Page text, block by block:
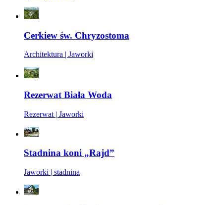
Cerkiew św. Chryzostoma
Architektura | Jaworki
Rezerwat Biała Woda
Rezerwat | Jaworki
Stadnina koni „Rajd”
Jaworki | stadnina